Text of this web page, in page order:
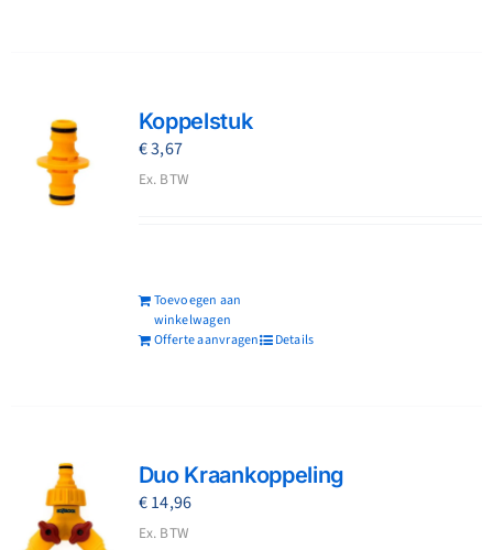
Koppelstuk
€3,67
Ex. BTW
Toevoegen aan
winkelwagen
Offerte aanvragen
Details
Duo Kraankoppeling
€14,96
Ex. BTW